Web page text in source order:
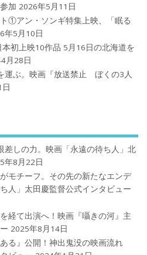
加 2026年5月11日
①アン・ソンギ特集上映、「眠る
年5月10日
本初上映10作品 5月16日の北海道を
月28日
運ぶ。映画『放送禁止 ぼくの3人
差しの力。映画「永遠の待ち人」北
年8月22日
モチーフ。その先の新たなエンデ
人」太田慶監督公式インタビュー
経て出演へ！映画『囁きの河』主
2025年8月14日
る』公開！神出鬼没の映画流れ